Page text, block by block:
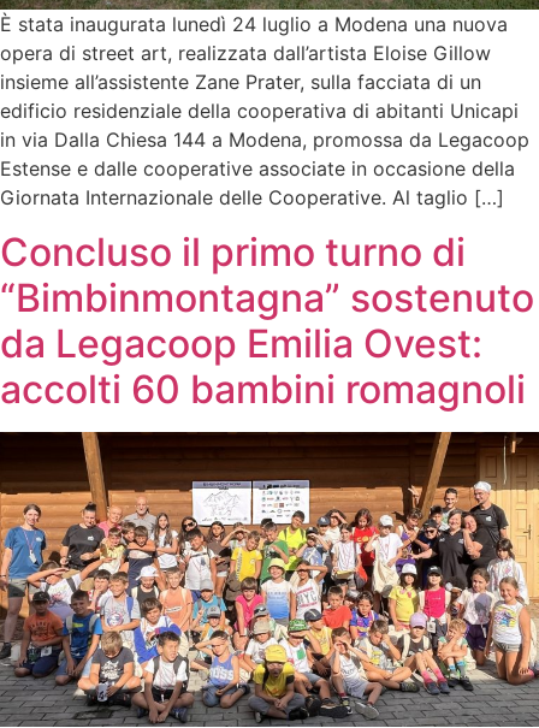
È stata inaugurata lunedì 24 luglio a Modena una nuova
opera di street art, realizzata dall’artista Eloise Gillow
insieme all’assistente Zane Prater, sulla facciata di un
edificio residenziale della cooperativa di abitanti Unicapi
in via Dalla Chiesa 144 a Modena, promossa da Legacoop
Estense e dalle cooperative associate in occasione della
Giornata Internazionale delle Cooperative. Al taglio […]
Concluso il primo turno di
“Bimbinmontagna” sostenuto
da Legacoop Emilia Ovest:
accolti 60 bambini romagnoli